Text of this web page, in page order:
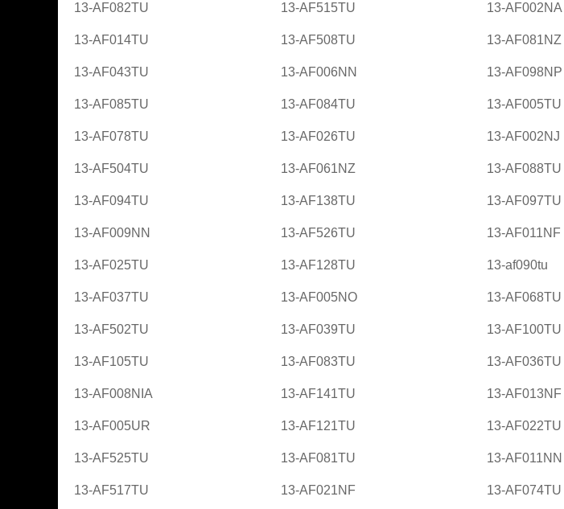
13-AF082TU 13-AF515TU 13-AF002NA
13-AF014TU 13-AF508TU 13-AF081NZ
13-AF043TU 13-AF006NN 13-AF098NP
13-AF085TU 13-AF084TU 13-AF005TU
13-AF078TU 13-AF026TU 13-AF002NJ
13-AF504TU 13-AF061NZ 13-AF088TU
13-AF094TU 13-AF138TU 13-AF097TU
13-AF009NN 13-AF526TU 13-AF011NF
13-AF025TU 13-AF128TU 13-af090tu
13-AF037TU 13-AF005NO 13-AF068TU
13-AF502TU 13-AF039TU 13-AF100TU
13-AF105TU 13-AF083TU 13-AF036TU
13-AF008NIA 13-AF141TU 13-AF013NF
13-AF005UR 13-AF121TU 13-AF022TU
13-AF525TU 13-AF081TU 13-AF011NN
13-AF517TU 13-AF021NF 13-AF074TU